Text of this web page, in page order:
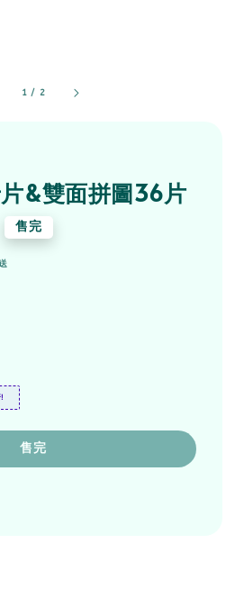
1 / 2
&雙面拼圖36片
售完
售完